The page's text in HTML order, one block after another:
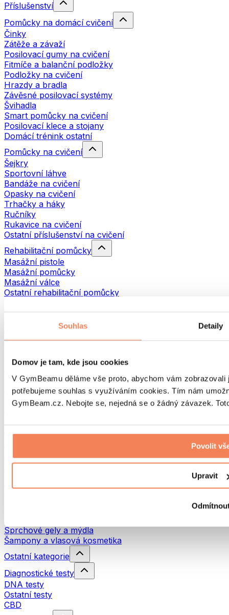
Souhlas Detaily
Domov je tam, kde jsou cookies
V GymBeamu děláme vše proto, abychom vám
potřebujeme souhlas s využíváním cookies. Tím nám
GymBeam.cz. Nebojte se, nejedná se o žádný závazek.
Povolit
Upravit
Příslušenství
Pomůcky na domácí cvičení
Činky
Zátěže a závaží
Posilovací gumy na cvičení
Fitmíče a balanční podložky
Podložky na cvičení
Hrazdy a bradla
Závěsné posilovací systémy
Švihadla
Smart pomůcky na cvičení
Posilovací klece a stojany
Domácí trénink ostatní
Pomůcky na cvičení
Šejkry
Sportovní láhve
Bandáže na cvičení
Opasky na cvičení
Trhačky a háky
Ručníky
Rukavice na cvičení
Ostatní příslušenství na cvičení
Rehabilitační pomůcky
Masážní pistole
Masážní pomůcky
Masážní válce
Ostatní rehabilitační pomůcky
Batohy
Běh
Bojové sporty
Cyklistika
Jóga a pilates
Otužování
Turistika
Red Light Therapy
Vodní filtry a konvice
Sprchové gely a mýdla
Šampony a vlasová kosmetika
Ostatní kategorie
Diagnostické testy
DNA testy
Ostatní testy
CBD